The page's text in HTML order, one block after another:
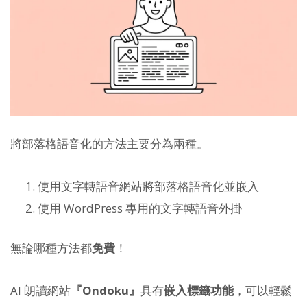
將部落格語音化的方法主要分為兩種。
使用文字轉語音網站將部落格語音化並嵌入
使用 WordPress 專用的文字轉語音外掛
無論哪種方法都免費 ！
AI 朗讀網站 『Ondoku』 具有嵌入標籤功能，可以輕鬆